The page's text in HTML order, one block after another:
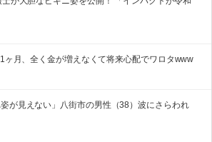
ヶ月、全く金が増えなくて将来心配でワロタwww
姿が見えない」八街市の男性（38）波にさらわれ